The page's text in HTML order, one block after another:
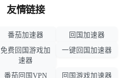
友情链接
番茄加速器
回国加速器
免费回国游戏加
速器
一键回国加速器
番茄回国VPN 回国游戏加速器